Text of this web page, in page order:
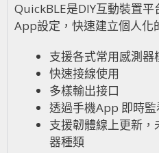
QuickBLE是DIY互動裝置
App設定，快速建立個人化
支援各式常用感測器
快速接線使用
多樣輸出接口
透過手機App 即時
支援韌體線上更新
器種類